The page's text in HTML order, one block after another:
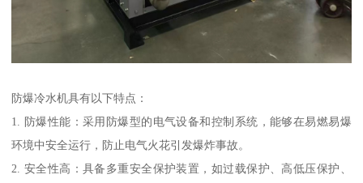
防爆冷水机具有以下特点：
1. 防爆性能：采用防爆型的电气设备和控制系统，能够在易燃易爆
环境中安全运行，防止电气火花引发爆炸事故。
2. 安全性高：具备多重安全保护装置，如过载保护、高低压保护、